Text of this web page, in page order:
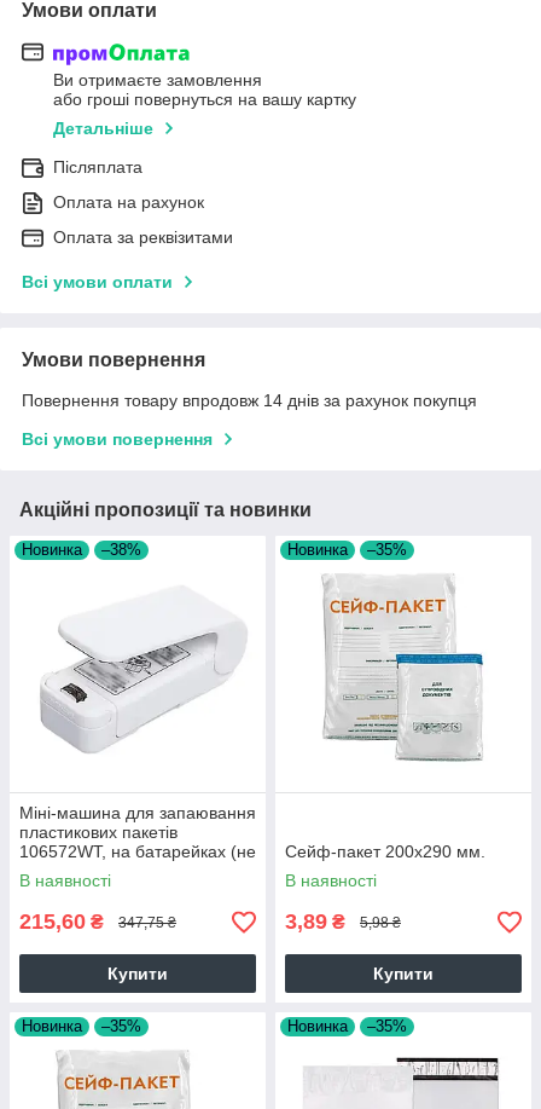
Умови оплати
Ви отримаєте замовлення
або гроші повернуться на вашу картку
Детальніше
Післяплата
Оплата на рахунок
Оплата за реквізитами
Всі умови оплати
Умови повернення
Повернення товару впродовж 14 днів за рахунок покупця
Всі умови повернення
Акційні пропозиції та новинки
Новинка –38%
Міні-машина для запаювання
пластикових пакетів
106572WT, на батарейках (не
комплектується)
В наявності
215,60 ₴ 347,75 ₴
Купити
Новинка –35%
Сейф-пакет 200х290 мм.
В наявності
3,89 ₴ 5,98 ₴
Купити
Новинка –35% Новинка –35%